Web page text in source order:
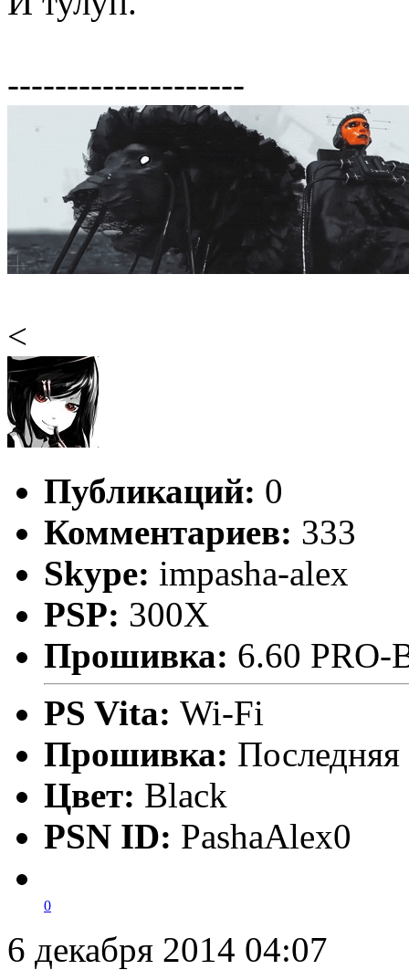
--------------------
<
Публикаций: 0
Комментариев: 333
Skype: impasha-alex
PSP: 300X
Прошивка: 6.60 PRO-
PS Vita: Wi-Fi
Прошивка: Последняя
Цвет: Black
PSN ID: PashaAlex0
0
6 декабря 2014 04:07